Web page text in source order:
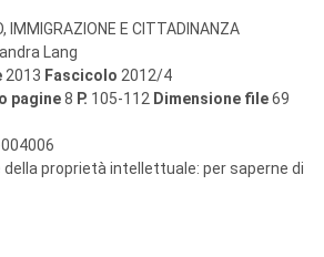
IMMIGRAZIONE E CITTADINANZA
Lang
2013 Fascicolo 2012/4
pagine8 P. 105-112 Dimensione file69
della proprietà intellettuale: per saperne di